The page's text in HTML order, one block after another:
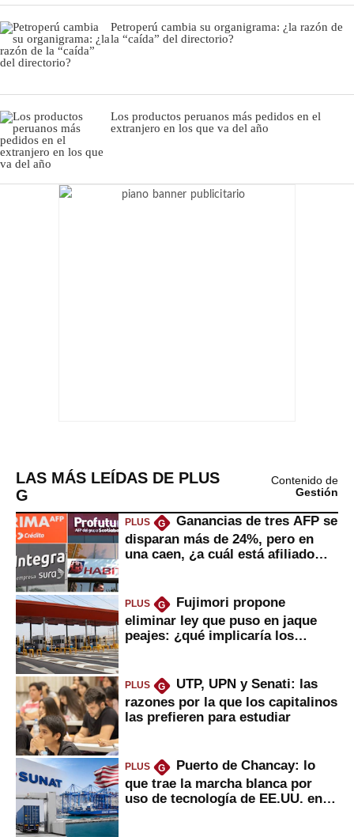
Petroperú cambia su organigrama: ¿la razón de
la “caída” del directorio?
Los productos peruanos más pedidos en el
extranjero en los que va del año
LAS MÁS LEÍDAS DE PLUS
G
Contenido de
Gestión
PLUS G
Ganancias de tres AFP se
disparan más de 24%, pero en
una caen, ¿a cuál está afiliado
PLUS G
Fujimori propone
eliminar ley que puso en jaque
peajes: ¿qué implicaría los
PLUS G
UTP, UPN y Senati: las
razones por la que los capitalinos
las prefieren para estudiar
PLUS G
Puerto de Chancay: lo
que trae la marcha blanca por
uso de tecnología de EE.UU. en